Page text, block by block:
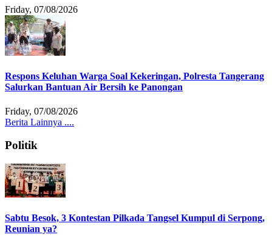
Friday, 07/08/2026
Respons Keluhan Warga Soal Kekeringan, Polresta Tangerang
Salurkan Bantuan Air Bersih ke Panongan
Friday, 07/08/2026
Berita Lainnya ....
Politik
Sabtu Besok, 3 Kontestan Pilkada Tangsel Kumpul di Serpong,
Reunian ya?